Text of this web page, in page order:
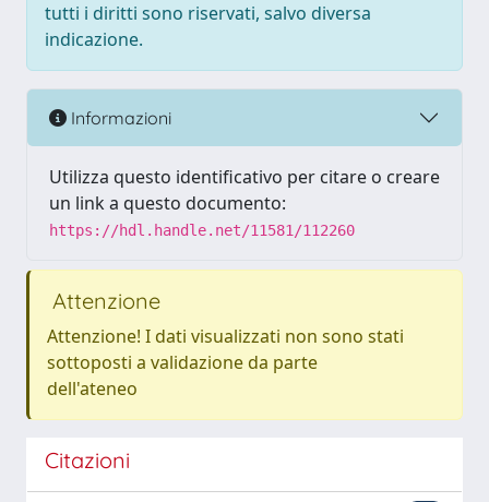
tutti i diritti sono riservati, salvo diversa
indicazione.
Informazioni
Utilizza questo identificativo per citare o creare
un link a questo documento:
https://hdl.handle.net/11581/112260
Attenzione
Attenzione! I dati visualizzati non sono stati
sottoposti a validazione da parte
dell'ateneo
Citazioni